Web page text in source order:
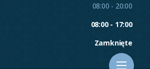
08:00 - 20:00
08:00 - 17:00
Zamknięte